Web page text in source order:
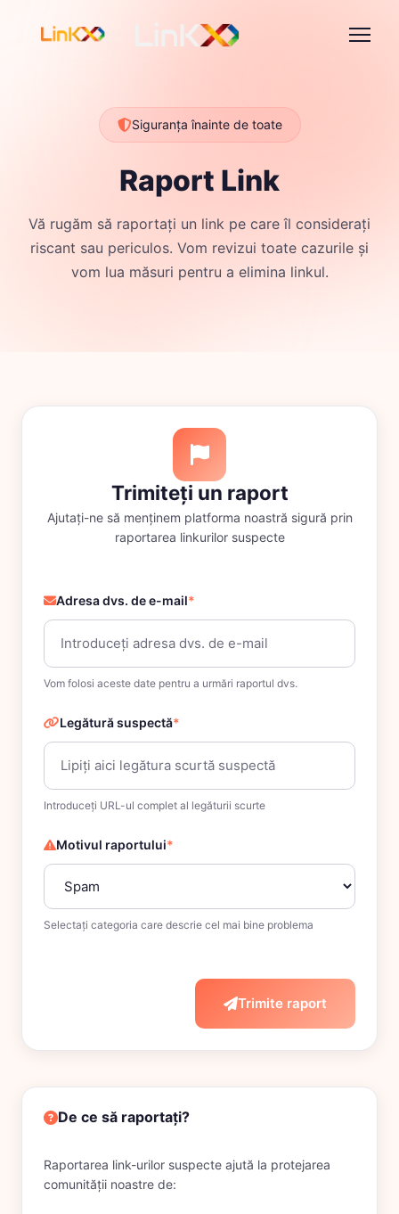
Siguranța înainte de toate
Raport Link
Vă rugăm să raportați un link pe care îl considerați
riscant sau periculos. Vom revizui toate cazurile și
vom lua măsuri pentru a elimina linkul.
Trimiteți un raport
Ajutați-ne să menținem platforma noastră sigură prin
raportarea linkurilor suspecte
Adresa dvs. de e-mail*
Vom folosi aceste date pentru a urmări raportul dvs.
Legătură suspectă*
Introduceți URL-ul complet al legăturii scurte
Motivul raportului*
Selectați categoria care descrie cel mai bine problema
Trimite raport
De ce să raportați?
Raportarea link-urilor suspecte ajută la protejarea
comunității noastre de: